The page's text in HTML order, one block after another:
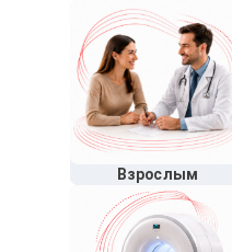
Взрослым